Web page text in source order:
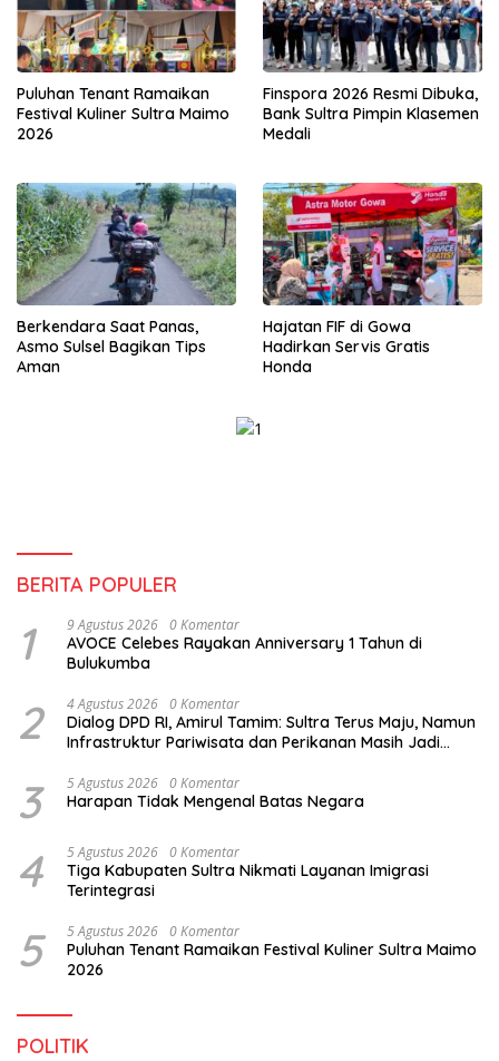
Puluhan Tenant Ramaikan
Festival Kuliner Sultra Maimo
2026
Finspora 2026 Resmi Dibuka,
Bank Sultra Pimpin Klasemen
Medali
Berkendara Saat Panas,
Asmo Sulsel Bagikan Tips
Aman
Hajatan FIF di Gowa
Hadirkan Servis Gratis
Honda
BERITA POPULER
1 9 Agustus 2026 0 Komentar
AVOCE Celebes Rayakan Anniversary 1 Tahun di
Bulukumba
2 4 Agustus 2026 0 Komentar
Dialog DPD RI, Amirul Tamim: Sultra Terus Maju, Namun
Infrastruktur Pariwisata dan Perikanan Masih Jadi
3 5 Agustus 2026 0 Komentar
Harapan Tidak Mengenal Batas Negara
4 5 Agustus 2026 0 Komentar
Tiga Kabupaten Sultra Nikmati Layanan Imigrasi
Terintegrasi
5 5 Agustus 2026 0 Komentar
Puluhan Tenant Ramaikan Festival Kuliner Sultra Maimo
2026
POLITIK